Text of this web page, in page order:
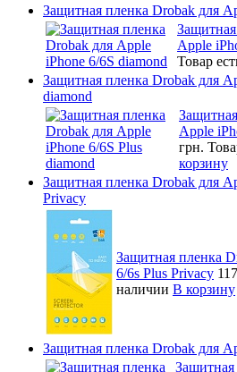
Защитная пленка Drobak для
Apple
Товар
Защитная пленка Drobak для
diamond
Apple
грн.
корзину
Защитная пленка Drobak для
Privacy
Защитная пленка
6/6s Plus Privacy
наличии В корзину
Защитная пленка Drobak для